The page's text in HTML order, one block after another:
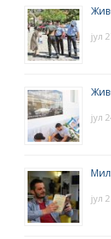
јул
јул
јул